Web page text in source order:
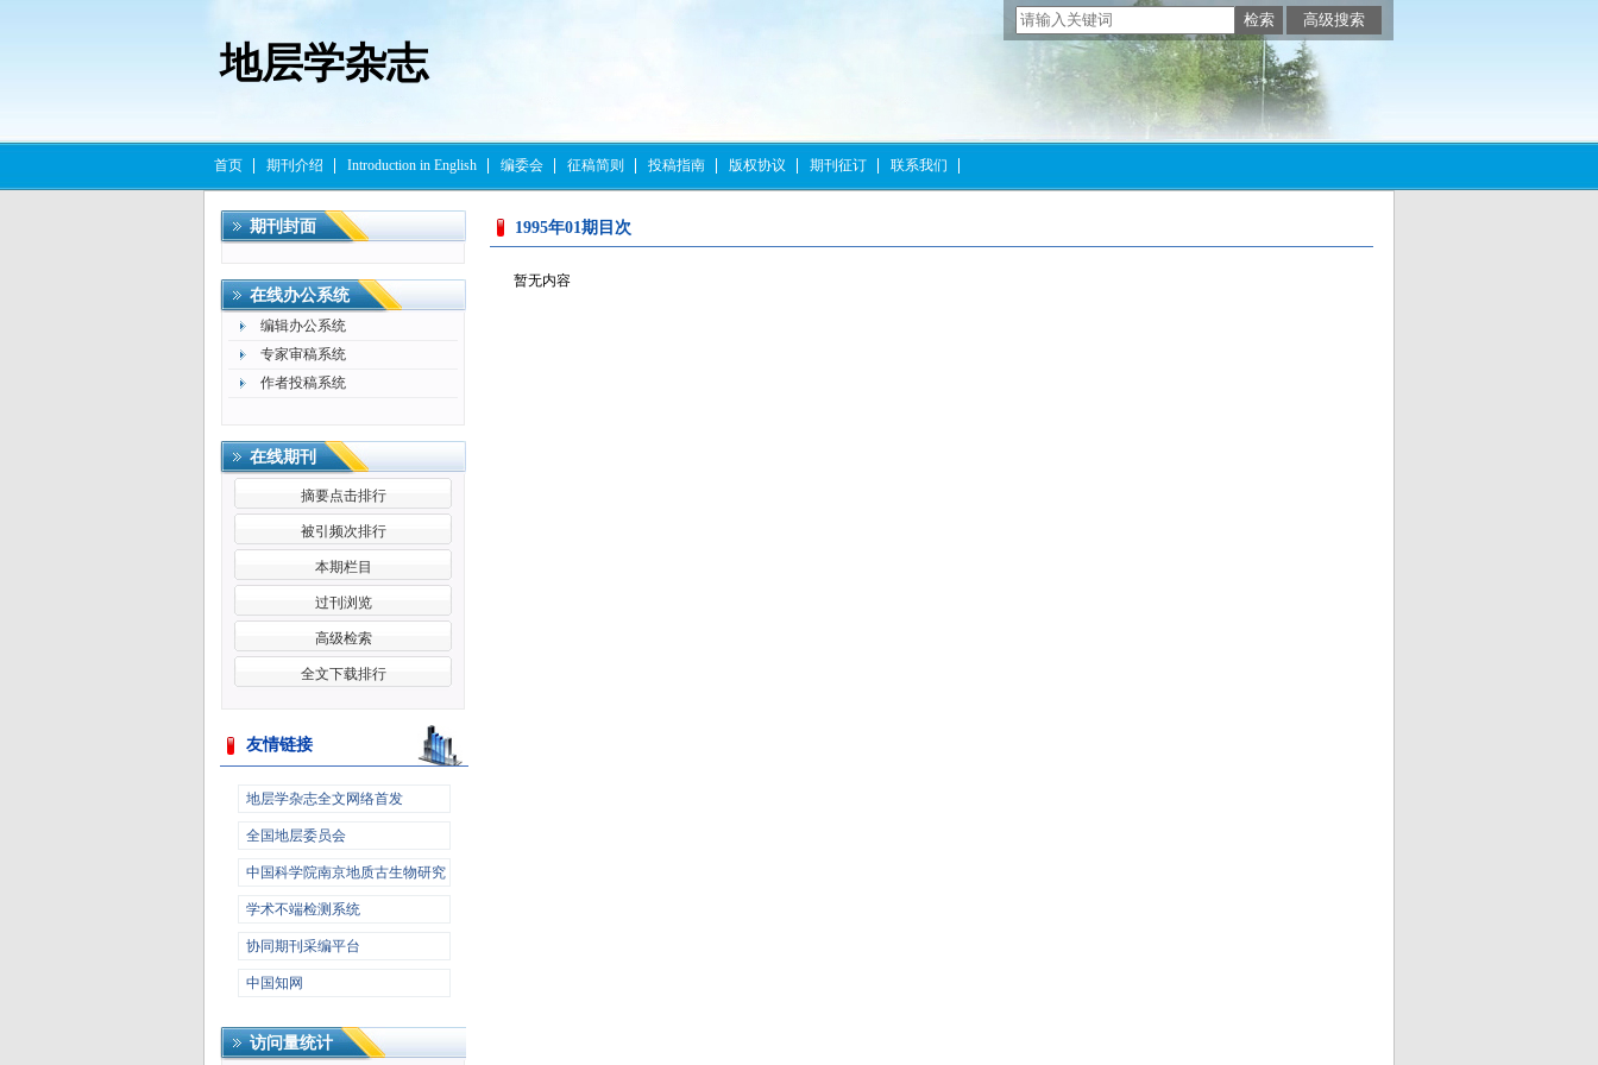
地层学杂志
首页 期刊介绍 Introduction in English 编委会 征稿简则 投稿指南 版权协议 期刊征订 联系我们
期刊封面
在线办公系统
编辑办公系统
专家审稿系统
作者投稿系统
在线期刊
摘要点击排行
被引频次排行
本期栏目
过刊浏览
高级检索
全文下载排行
友情链接
地层学杂志全文网络首发
全国地层委员会
中国科学院南京地质古生物研究
所
学术不端检测系统
协同期刊采编平台
中国知网
访问量统计
1995年01期目次
暂无内容